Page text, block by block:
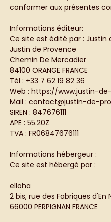
conformer aux présentes
Informations éditeur:
Ce site est édité par : Justin
Justin de Provence
Chemin De Mercadier
84100 ORANGE FRANCE
Tél : +33 7 62 19 82 36
Web : https://www.justin-
Mail : contact@justin-de-
SIREN : 847676111
APE : 55.20Z
TVA : FR06847676111
Informations hébergeur :
Ce site est hébergé par :
elloha
2 bis, rue des Fabriques d'En
66000 PERPIGNAN FRANCE